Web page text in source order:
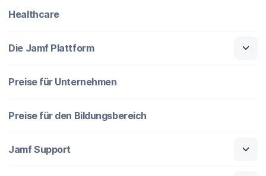
Healthcare
Die Jamf Plattform
Preise für Unternehmen
Preise für den Bildungsbereich
Jamf Support